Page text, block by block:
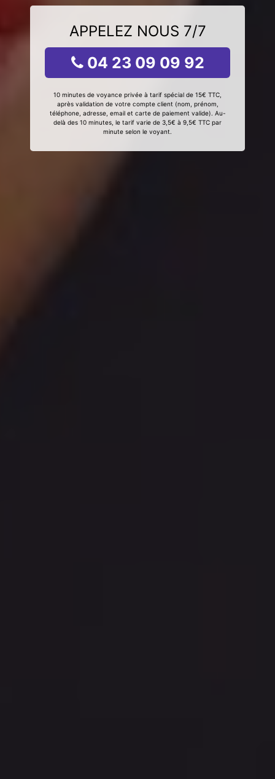
APPELEZ NOUS 7/7
04 23 09 09 92
10 minutes de voyance privée à tarif spécial de 15€ TTC,
après validation de votre compte client (nom, prénom,
téléphone, adresse, email et carte de paiement valide). Au-
delà des 10 minutes, le tarif varie de 3,5€ à 9,5€ TTC par
minute selon le voyant.